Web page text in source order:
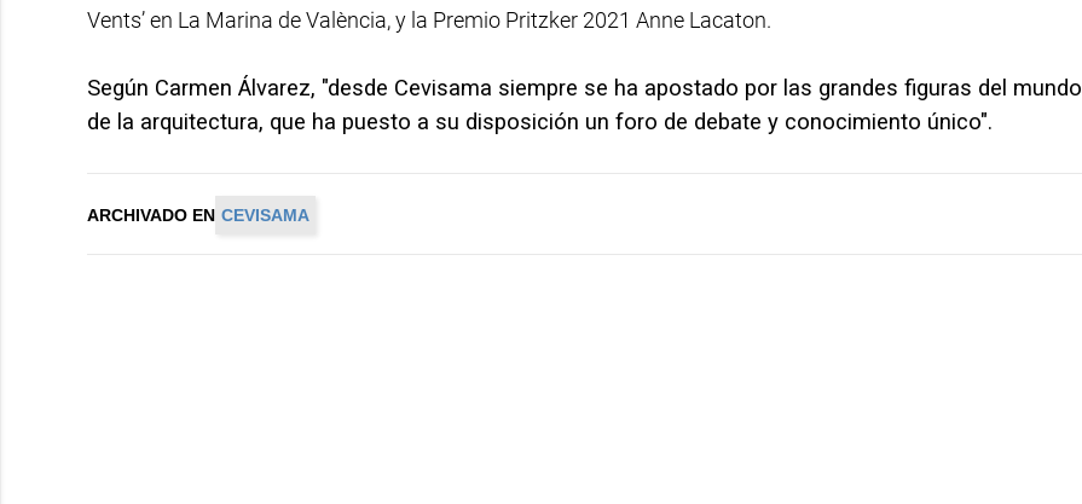
Vents’ en La Marina de València, y la Premio Pritzker 2021 Anne Lacaton.
Según Carmen Álvarez, "desde Cevisama siempre se ha apostado por las grandes figuras del mundo
de la arquitectura, que ha puesto a su disposición un foro de debate y conocimiento único".
ARCHIVADO EN CEVISAMA